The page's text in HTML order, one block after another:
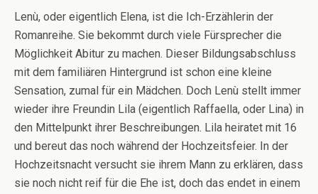
Lenù, oder eigentlich Elena, ist die Ich-Erzählerin der
Romanreihe. Sie bekommt durch viele Fürsprecher die
Möglichkeit Abitur zu machen. Dieser Bildungsabschluss
mit dem familiären Hintergrund ist schon eine kleine
Sensation, zumal für ein Mädchen. Doch Lenù stellt immer
wieder ihre Freundin Lila (eigentlich Raffaella, oder Lina) in
den Mittelpunkt ihrer Beschreibungen. Lila heiratet mit 16
und bereut das noch während der Hochzeitsfeier. In der
Hochzeitsnacht versucht sie ihrem Mann zu erklären, dass
sie noch nicht reif für die Ehe ist, doch das endet in einem